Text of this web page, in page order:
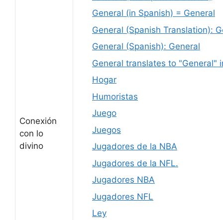
Conexión
con lo
divino
General (in Spanish) = General
General (Spanish Translation):
General (Spanish): General
General translates to "General"
Hogar
Humoristas
Juego
Juegos
Jugadores de la NBA
Jugadores de la NFL.
Jugadores NBA
Jugadores NFL
Ley